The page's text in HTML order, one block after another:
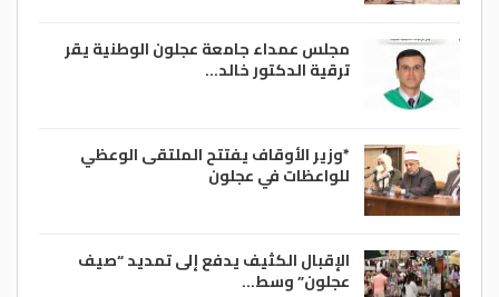
مجلس عمداء جامعة عجلون الوطنية يقر
ترقية الدكتور خالد…
*وزير الأوقاف يفتتح الملتقى الوعظي
للواعظات في عجلون
الإقبال الكثيف يدفع إلى تمديد “صيف
عجلون” وسط…